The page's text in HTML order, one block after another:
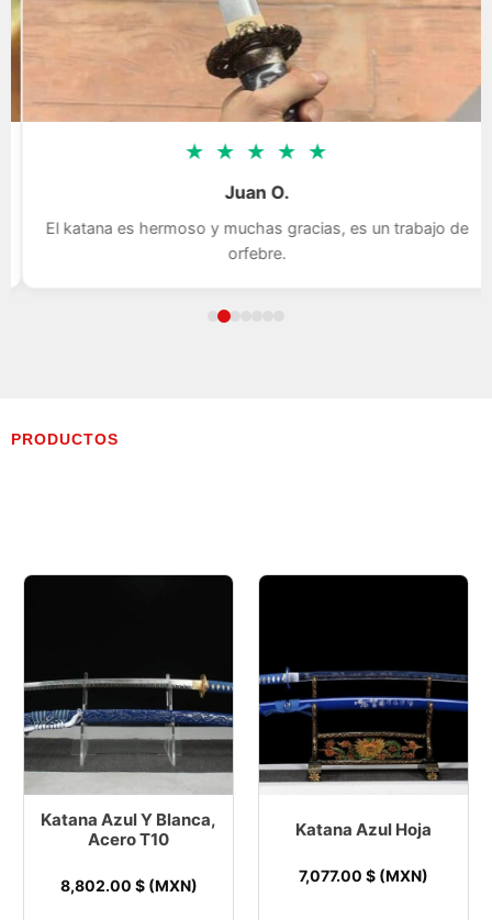
★ ★ ★ ★
Juan O.
El katana es hermoso y muchas gracias, es un trabajo de
orfebre.
PRODUCTOS
Katana Azul Y Blanca,
Acero T10
8,802.00 $ (MXN)
Katana Azul Hoja
7,077.00 $ (MXN)